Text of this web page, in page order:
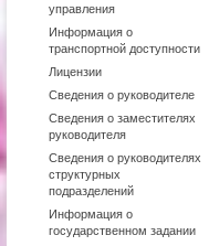
управления
Информация о
транспортной доступности
Лицензии
Сведения о руководителе
Сведения о заместителях
руководителя
Сведения о руководителях
структурных
подразделений
Информация о
государственном задании